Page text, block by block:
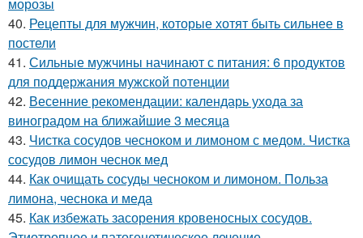
40. Рецепты для мужчин, которые хотят быть сильнее в
постели
41. Сильные мужчины начинают с питания: 6 продуктов
для поддержания мужской потенции
42. Весенние рекомендации: календарь ухода за
виноградом на ближайшие 3 месяца
43. Чистка сосудов чесноком и лимоном с медом. Чистка
сосудов лимон чеснок мед
44. Как очищать сосуды чесноком и лимоном. Польза
лимона, чеснока и меда
45. Как избежать засорения кровеносных сосудов.